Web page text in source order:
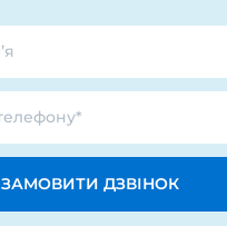
ЗАМОВИТИ ДЗВІНОК